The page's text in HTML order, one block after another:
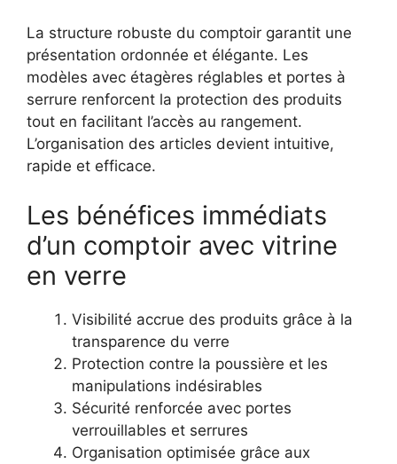
La structure robuste du comptoir garantit une
présentation ordonnée et élégante. Les
modèles avec étagères réglables et portes à
serrure renforcent la protection des produits
tout en facilitant l’accès au rangement.
L’organisation des articles devient intuitive,
rapide et efficace.
Les bénéfices immédiats
d’un comptoir avec vitrine
en verre
Visibilité accrue des produits grâce à la
transparence du verre
Protection contre la poussière et les
manipulations indésirables
Sécurité renforcée avec portes
verrouillables et serrures
Organisation optimisée grâce aux